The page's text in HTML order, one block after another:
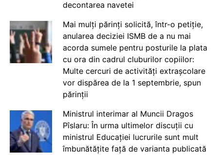
decontarea navetei
Mai mulți părinți solicită, într-o petiție,
anularea deciziei ISMB de a nu mai
acorda sumele pentru posturile la plata
cu ora din cadrul cluburilor copiilor:
Multe cercuri de activități extrașcolare
vor dispărea de la 1 septembrie, spun
părinții
Ministrul interimar al Muncii Dragos
Pîslaru: În urma ultimelor discuții cu
ministrul Educației lucrurile sunt mult
îmbunătățite față de varianta publicată